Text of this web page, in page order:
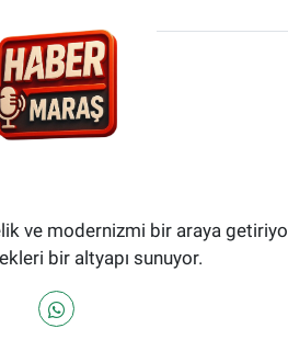
ve modernizmi bir araya
bir altyapı sunuyor.